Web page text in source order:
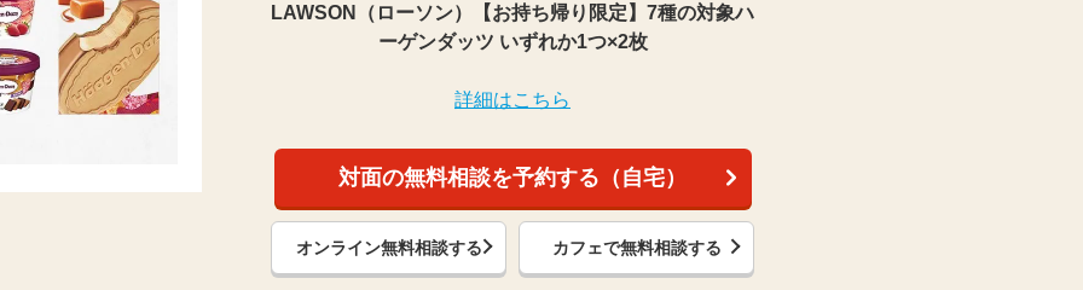
LAWSON（ローソン）【お持ち帰り限定】 7種の対象ハ
ーゲンダッツ いずれか1つ×2枚
詳細はこちら
対面の無料相談を予約する（自宅）
オンライン無料相談する カフェで無料相談する